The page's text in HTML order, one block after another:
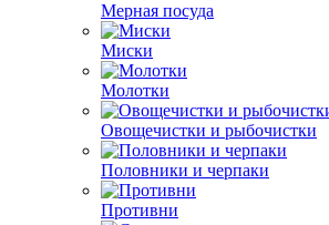
Мерная посуда
Миски
Молотки
Овощечистки и рыбочистки
Половники и черпаки
Противни